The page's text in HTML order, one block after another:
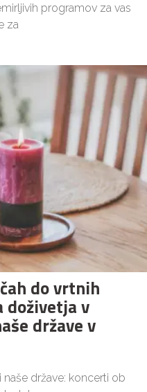
programov za vas
za
do vrtnih
doživetja v
države v
države: koncerti ob